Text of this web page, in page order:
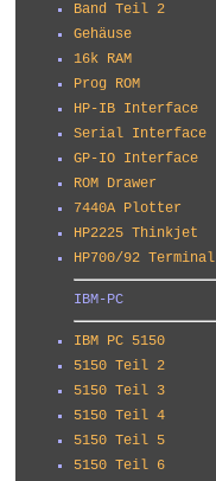
Band Teil 2
Gehäuse
16k RAM
Prog ROM
HP-IB Interface
Serial Interface
GP-IO Interface
ROM Drawer
7440A Plotter
HP2225 Thinkjet
HP700/92 Terminal
IBM-PC
IBM PC 5150
5150 Teil 2
5150 Teil 3
5150 Teil 4
5150 Teil 5
5150 Teil 6